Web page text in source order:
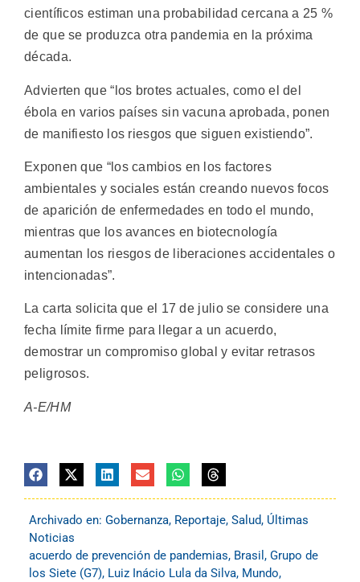
científicos estiman una probabilidad cercana a 25 %
de que se produzca otra pandemia en la próxima
década.
Advierten que “los brotes actuales, como el del
ébola en varios países sin vacuna aprobada, ponen
de manifiesto los riesgos que siguen existiendo”.
Exponen que “los cambios en los factores
ambientales y sociales están creando nuevos focos
de aparición de enfermedades en todo el mundo,
mientras que los avances en biotecnología
aumentan los riesgos de liberaciones accidentales o
intencionadas”.
La carta solicita que el 17 de julio se considere una
fecha límite firme para llegar a un acuerdo,
demostrar un compromiso global y evitar retrasos
peligrosos.
A-E/HM
Archivado en: Gobernanza, Reportaje, Salud, Últimas
Noticias
acuerdo de prevención de pandemias, Brasil , Grupo de
los Siete (G7), Luiz Inácio Lula da Silva, Mundo,